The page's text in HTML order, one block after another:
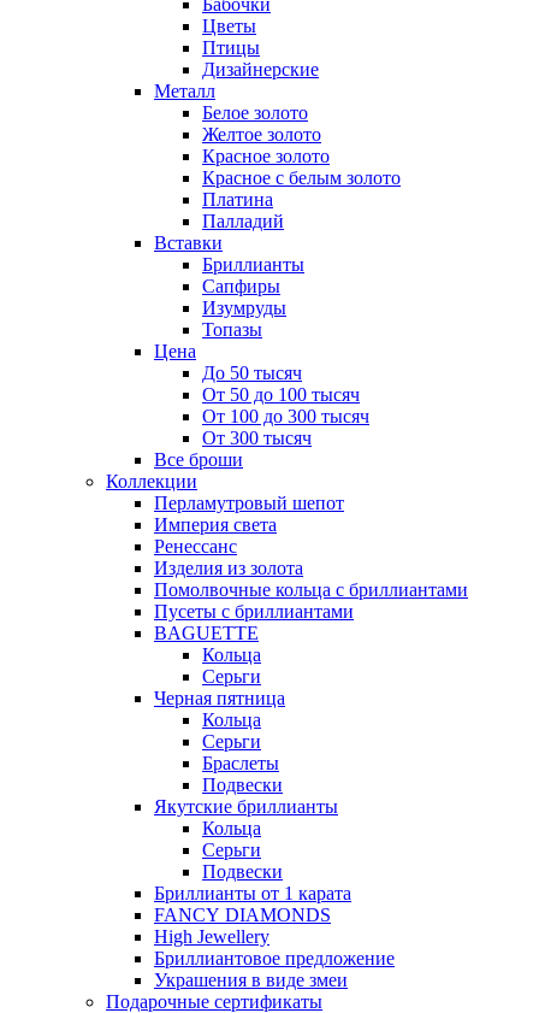
Бабочки
Цветы
Птицы
Дизайнерские
Металл
Белое золото
Желтое золото
Красное золото
Красное с белым золото
Платина
Палладий
Вставки
Бриллианты
Сапфиры
Изумруды
Топазы
Цена
До 50 тысяч
От 50 до 100 тысяч
От 100 до 300 тысяч
От 300 тысяч
Все броши
Коллекции
Перламутровый шепот
Империя света
Ренессанс
Изделия из золота
Помолвочные кольца с бриллиантами
Пусеты с бриллиантами
BAGUETTE
Кольца
Серьги
Черная пятница
Кольца
Серьги
Браслеты
Подвески
Якутские бриллианты
Кольца
Серьги
Подвески
Бриллианты от 1 карата
FANCY DIAMONDS
High Jewellery
Бриллиантовое предложение
Украшения в виде змеи
Подарочные сертификаты